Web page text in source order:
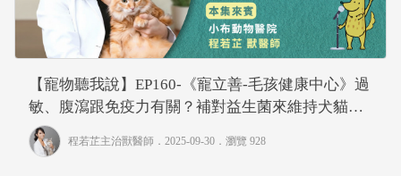
【寵物聽我說】EP160-《寵立善-毛孩健康中心》過
敏、腹瀉跟免疫力有關？補對益生菌來維持犬貓的
免疫力｜專業獸醫—程若芷
程若芷主治獸醫師 ．2025-09-30． 瀏覽 928